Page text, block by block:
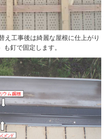
え工事後は綺麗な屋根に仕上がり
釘で固定します。